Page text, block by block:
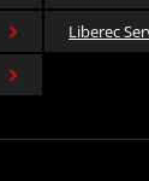
Liberec